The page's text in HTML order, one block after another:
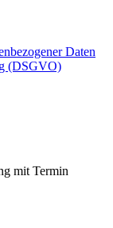
Daten
(DSGVO)
mit Termin